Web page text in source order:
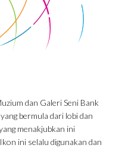
dan Galeri Seni Bank
bermula dari lobi dan
menakjubkan ini
ini selalu digunakan dan